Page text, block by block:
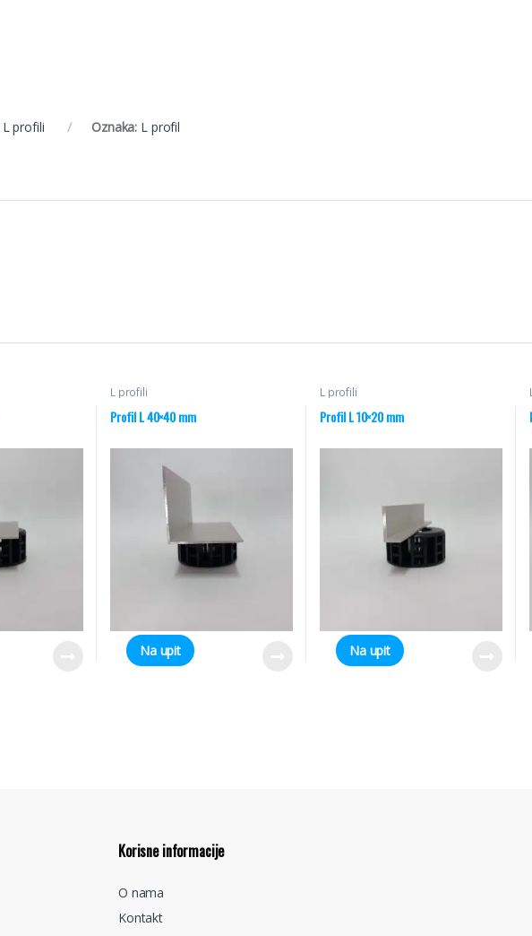
L profili Oznaka: L profil
L profili
Profil L 40×40 mm
Na upit
L profili
Profil L 10×20 mm
Na upit
Korisne informacije
O nama
Kontakt